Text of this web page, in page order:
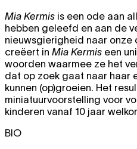
Mia Kermis is een ode aan
hebben geleefd en aan de
nieuwsgierigheid naar onze
creëert in Mia Kermis een
woorden waarmee ze het
dat op zoek gaat naar haar
kunnen (op)groeien. Het
miniatuurvoorstelling voor
kinderen vanaf 10 jaar
BIO